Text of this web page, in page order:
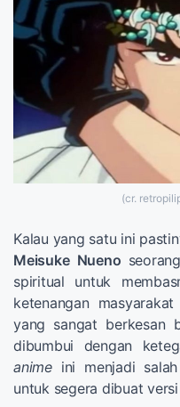
(cr.
Kalau yang satu ini
Meisuke Nueno
spiritual untuk
ketenangan
yang sangat berkesan
dibumbui dengan
animeini menjadi salah
untuk segera dibuat versi